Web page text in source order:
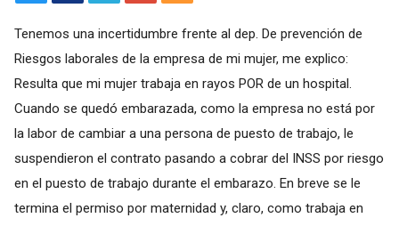
Tenemos una incertidumbre frente al dep. De prevención de
Riesgos laborales de la empresa de mi mujer, me explico:
Resulta que mi mujer trabaja en rayos POR de un hospital.
Cuando se quedó embarazada, como la empresa no está por
la labor de cambiar a una persona de puesto de trabajo, le
suspendieron el contrato pasando a cobrar del INSS por riesgo
en el puesto de trabajo durante el embarazo. En breve se le
termina el permiso por maternidad y, claro, como trabaja en